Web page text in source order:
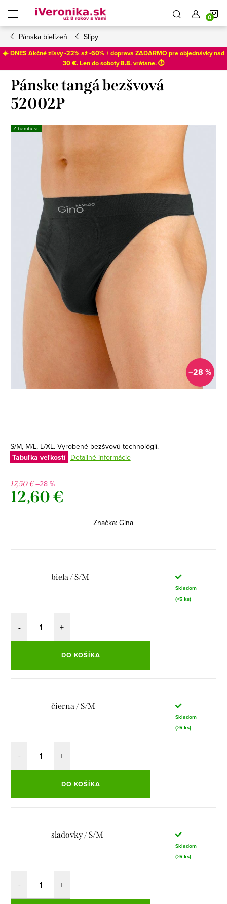
obsah
Pánska bielizeň Slipy
☀️ DNES Akčné zľavy -22% až -60% + doprava ZADARMO pre objednávky nad
30 €. Len dosoboty 8.8. vrátane. ⏱️
Pánske tangá bezšvová
52002P
Z bambusu
–28 %
S/M, M/L, L/XL. Vyrobené bezšvovú technológií.
Tabuľka veľkostí Detailné informácie
17,50 €–28 %
12,60 €
Značka: Gina
biela / S/M
Skladom
(>5 ks)
DO KOŠÍKA
čierna / S/M
Skladom
(>5 ks)
DO KOŠÍKA
sladovky / S/M
Skladom
(>5 ks)